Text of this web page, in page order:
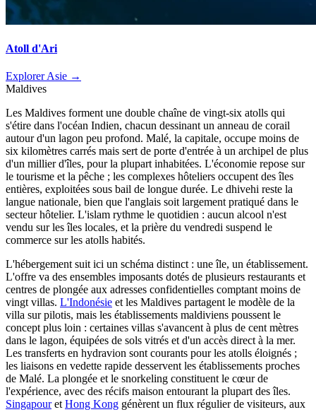
Atoll d'Ari
Explorer Asie →
Maldives
Les Maldives forment une double chaîne de vingt-six atolls qui
s'étire dans l'océan Indien, chacun dessinant un anneau de corail
autour d'un lagon peu profond. Malé, la capitale, occupe moins de
six kilomètres carrés mais sert de porte d'entrée à un archipel de plus
d'un millier d'îles, pour la plupart inhabitées. L'économie repose sur
le tourisme et la pêche ; les complexes hôteliers occupent des îles
entières, exploitées sous bail de longue durée. Le dhivehi reste la
langue nationale, bien que l'anglais soit largement pratiqué dans le
secteur hôtelier. L'islam rythme le quotidien : aucun alcool n'est
vendu sur les îles locales, et la prière du vendredi suspend le
commerce sur les atolls habités.
L'hébergement suit ici un schéma distinct : une île, un établissement.
L'offre va des ensembles imposants dotés de plusieurs restaurants et
centres de plongée aux adresses confidentielles comptant moins de
vingt villas. L'Indonésie et les Maldives partagent le modèle de la
villa sur pilotis, mais les établissements maldiviens poussent le
concept plus loin : certaines villas s'avancent à plus de cent mètres
dans le lagon, équipées de sols vitrés et d'un accès direct à la mer.
Les transferts en hydravion sont courants pour les atolls éloignés ;
les liaisons en vedette rapide desservent les établissements proches
de Malé. La plongée et le snorkeling constituent le cœur de
l'expérience, avec des récifs maison entourant la plupart des îles.
Singapouret Hong Kong génèrent un flux régulier de visiteurs, aux